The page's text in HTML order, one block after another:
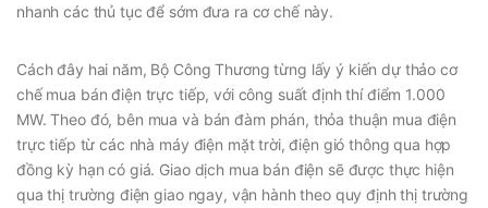
nhanh các thủ tục để sớm đưa ra cơ chế này.
Cách đây hai năm, Bộ Công Thương từng lấy ý kiến dự thảo cơ
chế mua bán điện trực tiếp, với công suất định thí điểm 1.000
MW. Theo đó, bên mua và bán đàm phán, thỏa thuận mua điện
trực tiếp từ các nhà máy điện mặt trời, điện gió thông qua hợp
đồng kỳ hạn có giá. Giao dịch mua bán điện sẽ được thực hiện
qua thị trường điện giao ngay, vận hành theo quy định thị trường